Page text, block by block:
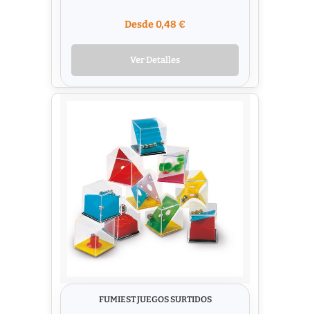
Desde 0,48 €
Ver Detalles
FUMIEST JUEGOS SURTIDOS